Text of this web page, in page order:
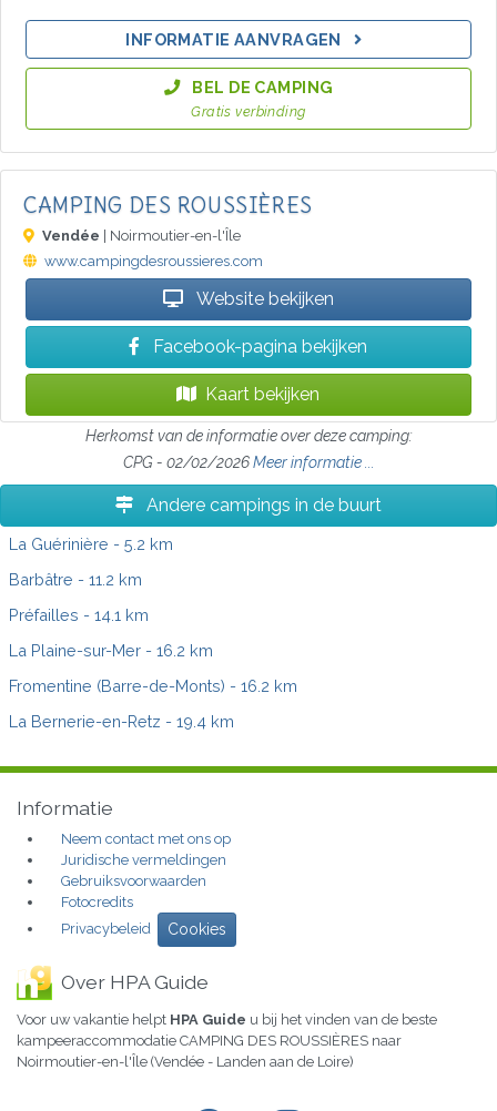
INFORMATIE AANVRAGEN
BEL DE CAMPING
Gratis verbinding
CAMPING DES ROUSSIÈRES
Vendée | Noirmoutier-en-l'Île
www.campingdesroussieres.com
Website bekijken
Facebook-pagina bekijken
Kaart bekijken
Herkomst van de informatie over deze camping:
CPG - 02/02/2026Meer informatie ...
Andere campings in de buurt
La Guérinière - 5.2 km
Barbâtre - 11.2 km
Préfailles - 14.1 km
La Plaine-sur-Mer - 16.2 km
Fromentine (Barre-de-Monts) - 16.2 km
La Bernerie-en-Retz - 19.4 km
Informatie
Neem contact met ons op
Juridische vermeldingen
Gebruiksvoorwaarden
Fotocredits
Privacybeleid
Cookies
Over HPA Guide
Voor uw vakantie helpt HPA Guide u bij het vinden van de beste
kampeeraccommodatie CAMPING DES ROUSSIÈRES naar
Noirmoutier-en-l'Île (Vendée - Landen aan de Loire)